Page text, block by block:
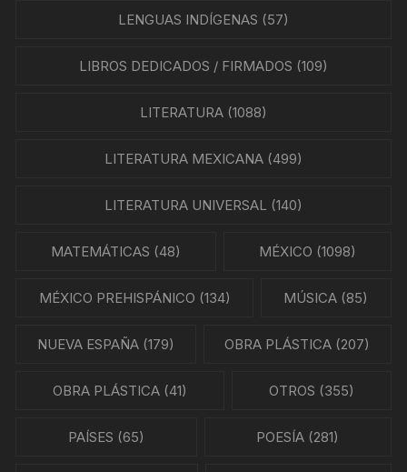
LENGUAS INDÍGENAS (57)
LIBROS DEDICADOS / FIRMADOS (109)
LITERATURA(1088)
LITERATURA MEXICANA(499)
LITERATURA UNIVERSAL (140)
MATEMÁTICAS (48) MÉXICO (1098)
MÉXICO PREHISPÁNICO (134) MÚSICA (85)
NUEVA ESPAÑA(179) OBRA PLÁSTICA (207)
OBRA PLÁSTICA (41) OTROS (355)
PAÍSES (65) POESÍA (281)